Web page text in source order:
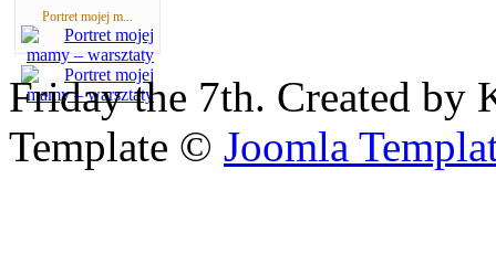
Portret mojej m...
Friday the 7th. Created by
Template © Joomla